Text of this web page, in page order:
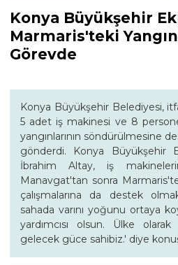
Konya Büyükşehir
Marmaris'teki
Görevde
Konya Büyükşehir Belediyesi,
5 adet iş makinesi ve 8
yangınlarının söndürülmesine
gönderdi. Konya Büyükşehir
İbrahim Altay, iş
Manavgat'tan sonra
çalışmalarına da destek
sahada varını yoğunu ortaya
yardımcısı olsun. Ülke
gelecek güce sahibiz.' diye